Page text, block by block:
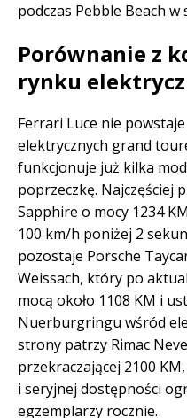
podczas Pebble Beach w
Porównanie z
rynku
Ferrari Luce nie
elektrycznych grand
funkcjonuje już kilka
poprzeczkę. Najczęściej
Sapphire o mocy 1234
100 km/h poniżej 2
pozostaje Porsche
Weissach, który po
mocą około 1108 KM i
Nuerburgringu wśród
strony patrzy Rimac
przekraczającej 2100
i seryjnej dostępności
egzemplarzy rocznie.